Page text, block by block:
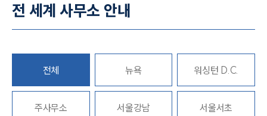
팀소개
대륜의 강점
오시는 길
고객의 소리
통합검색
전 세계 사무소 안내
전체 뉴욕 워싱턴 D.C.
주사무소 서울강남 서울서초